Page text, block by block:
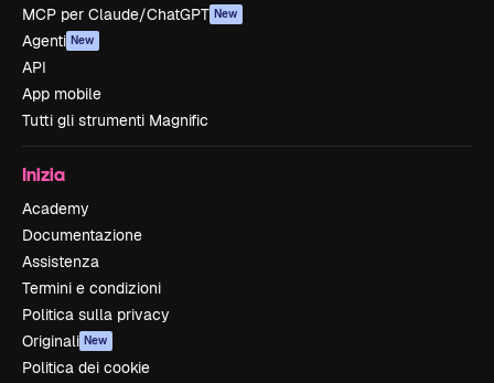
MCP per Claude/ChatGPT New
Agenti New
API
App mobile
Tutti gli strumenti Magnific
Inizia
Academy
Documentazione
Assistenza
Termini e condizioni
Politica sulla privacy
Originali New
Politica dei cookie